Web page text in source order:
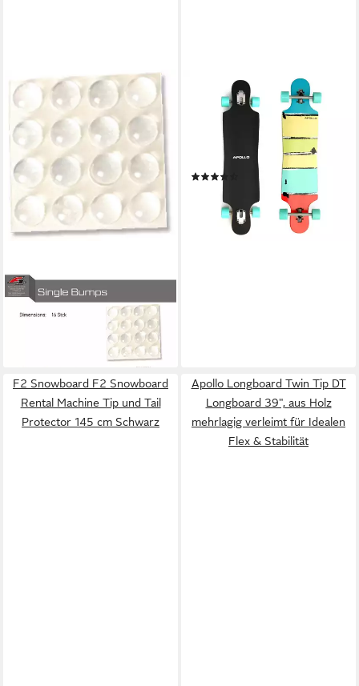
Snowboard F2 Snowboard
Pads Single Bumps 16 Stück
2024/25
lieferbar - in 4-5 Werktagen bei dir
Longboard Twin Tip DT
Longboard 38", aus Holz
mehrlagig verleimt für Idealen
Flex & Stabilität
79,99 €
lieferbar - in 5-6 Werktagen bei dir
+2
F2 Snowboard F2 Snowboard
Rental Machine Tip und Tail
Protector 145 cm Schwarz
Apollo Longboard Twin Tip DT
Longboard 39", aus Holz
mehrlagig verleimt für Idealen
Flex & Stabilität